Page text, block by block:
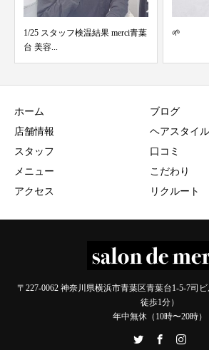
🌱
モロッカ
ホーム
店舗情報
スタッフ
メニュー
アクセス
ブログ
ヘアスタイル
口コミ
こだわり
リクルート
〒227-0062 神奈川県横浜市青葉区青葉台1-5-7司
徒歩1分）
年中無休（10時〜20時）